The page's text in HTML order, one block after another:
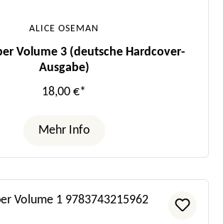
ALICE OSEMAN
Volume 3 (deutsche Hardcover-
Ausgabe)
18,00 €*
Mehr Info